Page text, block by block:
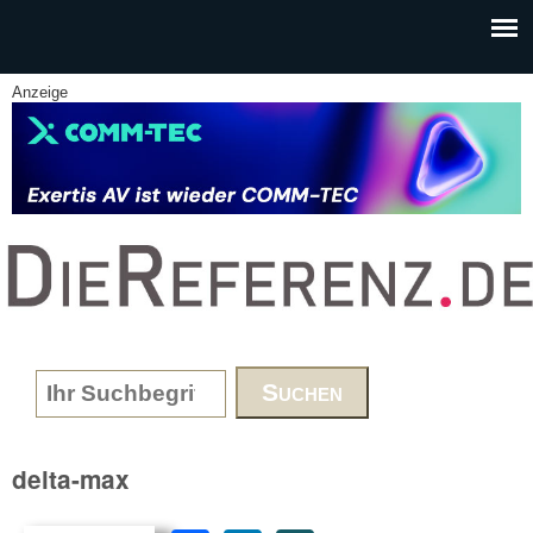
Anzeige
www.DieReferenz.de
Search form
delta-max